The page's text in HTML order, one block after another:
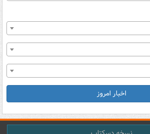
اخبار امروز